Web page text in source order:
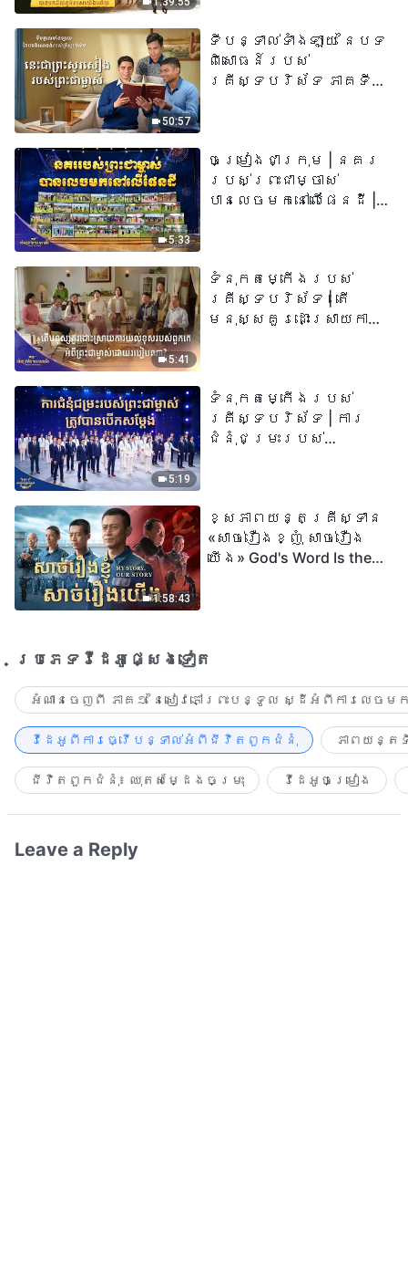
50:57
ទីបន្ទាល់ទាំងឡាយ នៃបទ
ពិសោធន៍របស់
គ្រីស្ទបរិស័ទ ភាគទី
5:33
ចម្រៀងជាក្រុម | នគរ
របស់ព្រះជាម្ចាស់
បានលេចមកនៅលើផែនដី |
5:41
ទំនុកតម្កើង​របស់​
គ្រីស្ទបរិស័ទ​ | តើ
មនុស្សគួរដោះស្រាយការ
២០២៦
5:19
ទំនុកតម្កើង​របស់​
គ្រីស្ទបរិស័ទ | ការ
ជំនុំជម្រះរបស់
1:58:43
ខ្សែភាពយន្តគ្រីស្ទាន
«សាច់រឿងខ្ញុំ សាច់រឿង
យើង» God's Word Is the
ប្រភេទ​វីដេអូ​ផ្សេង​ទៀត​
អំណានចេញពី ភាគ១ នៃសៀវភៅព្រះបន្ទូល ស្ដីអំពីការលេច
វីដេអូពីការធ្វើបន្ទាល់អំពីជីវិតពួកជំនុំ ភាពយន្
ជីវិតពួកជំនុំ៖ ឈុតសម្ដែងចម្រុះ វីដេអូចម្រៀង​
Leave a Reply